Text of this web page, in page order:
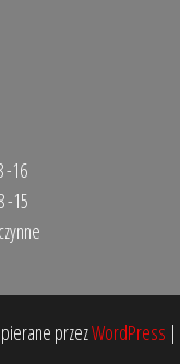
-16
przezWordPress |